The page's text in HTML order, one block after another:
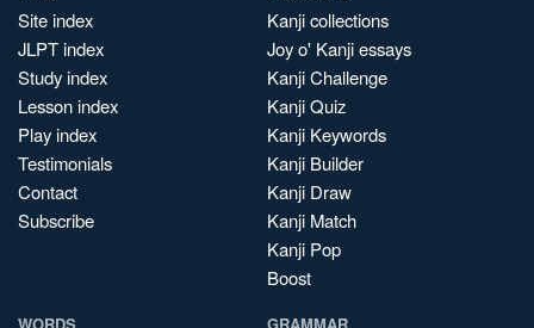
Site index
JLPT index
Study index
Lesson index
Play index
Testimonials
Contact
Subscribe
Kanji collections
Joy o' Kanji essays
Kanji Challenge
Kanji Quiz
Kanji Keywords
Kanji Builder
Kanji Draw
Kanji Match
Kanji Pop
Boost